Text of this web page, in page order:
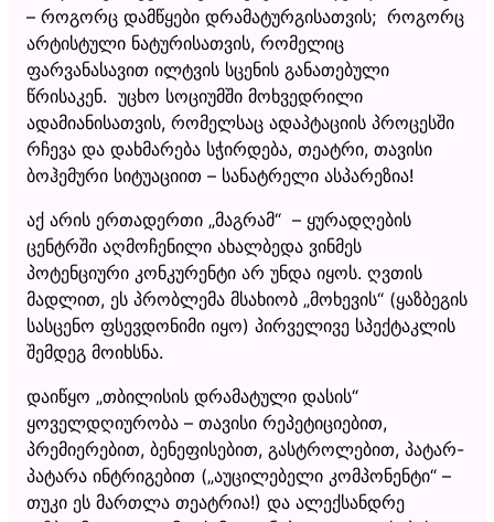
– როგორც დამწყები დრამატურგისათვის; როგორც
არტისტული ნატურისათვის, რომელიც
ფარვანასავით ილტვის სცენის განათებული
წრისაკენ. უცხო სოციუმში მოხვედრილი
ადამიანისათვის, რომელსაც ადაპტაციის პროცესში
რჩევა და დახმარება სჭირდება, თეატრი, თავისი
ბოჰემური სიტუაციით – სანატრელი ასპარეზია!
აქ არის ერთადერთი „მაგრამ“ – ყურადღების
ცენტრში აღმოჩენილი ახალბედა ვინმეს
პოტენციური კონკურენტი არ უნდა იყოს. ღვთის
მადლით, ეს პრობლემა მსახიობ „მოხევის“ (ყაზბეგის
სასცენო ფსევდონიმი იყო) პირველივე სპექტაკლის
შემდეგ მოიხსნა.
დაიწყო „თბილისის დრამატული დასის“
ყოველდღიურობა – თავისი რეპეტიციებით,
პრემიერებით, ბენეფისებით, გასტროლებით, პატარ-
პატარა ინტრიგებით („აუცილებელი კომპონენტი“ –
თუკი ეს მართლა თეატრია!) და ალექსანდრე